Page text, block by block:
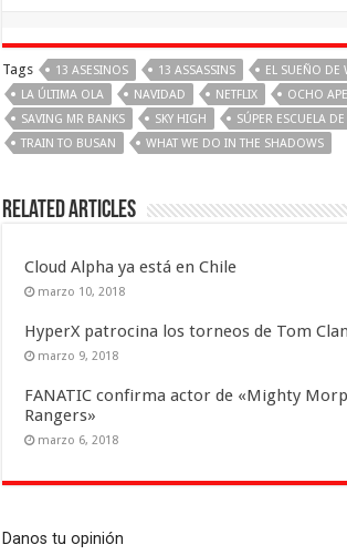
Tags 13 ASESINOS 13 ASSASSINS
EL SUEÑO DE
LA ÚLTIMA OLA
NAVIDAD NETFLIX
OCHO
SAVING MR BANKS
SKY HIGH
SÚPER ESCUELA
TRAIN TO BUSAN
WHAT WE DO IN THE SHADOWS
Related Articles
Cloud Alpha ya está en Chile
marzo 10, 2018
HyperX patrocina los torneos de Tom
marzo 9, 2018
FANATIC confirma actor de «Mighty
Rangers»
marzo 6, 2018
Danos tu opinión